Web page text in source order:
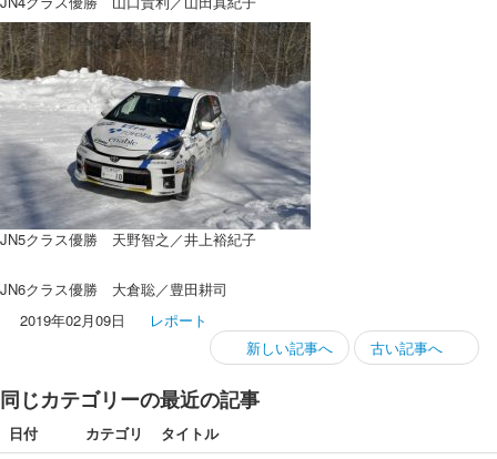
JN5クラス優勝 天野智之／井上裕紀⼦
JN6クラス優勝 大倉聡／豊田耕司
2019年02月09日
レポート
新しい記事へ
古い記事へ
同じカテゴリーの最近の記事
日付 カテゴリ
タイトル